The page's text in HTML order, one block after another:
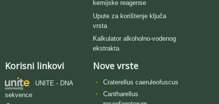
kemijske reagense
Upute za korištenje ključa
vrsta
Kalkulator alkoholno-vodenog
ekstrakta
Korisni linkovi
UNITE - DNA
sekvence
Nove vrste
Craterellus caeruleofuscus
Cantharellus